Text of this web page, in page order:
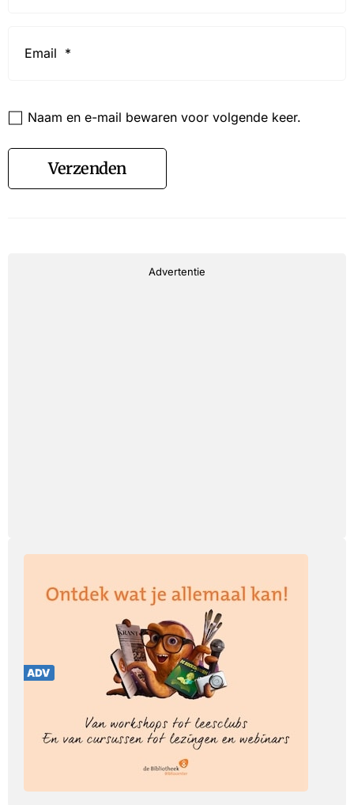
Naam en e-mail bewaren voor volgende keer.
Verzenden
Advertentie